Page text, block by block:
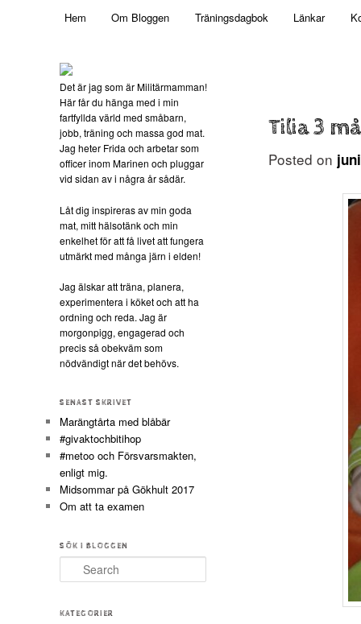
Militärmamman
Skip to primary content
Hem Om Bloggen Träningsdagbok Länkar
Tilia 3
Posted on
Det är jag som är Militärmamman!
Här får du hänga med i min
fartfyllda värld med småbarn,
jobb, träning och massa god mat.
Jag heter Frida och arbetar som
officer inom Marinen och pluggar
vid sidan av i några år sådär.
Låt dig inspireras av min goda
mat, mitt hälsotänk och min
enkelhet för att få livet att fungera
utmärkt med många järn i elden!
Jag älskar att träna, planera,
experimentera i köket och att ha
ordning och reda. Jag är
morgonpigg, engagerad och
precis så obekväm som
nödvändigt när det behövs.
SENAST SKRIVET
Marängtårta med blåbär
#givaktochbitihop
#metoo och Försvarsmakten,
enligt mig.
Midsommar på Gökhult 2017
Om att ta examen
SÖK I BLOGGEN
Search
KATEGORIER